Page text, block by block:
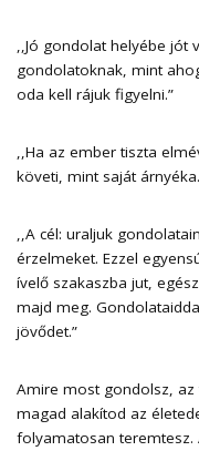
,,Jó gondolat helyébe jót
gondolatoknak, mint
oda kell rájuk figyelni.”
,,Ha az ember tiszta
követi, mint saját
,,A cél: uraljuk
érzelmeket. Ezzel
ívelő szakaszba jut,
majd meg.
jövődet.”
Amire most gondolsz, az
magad alakítod az
folyamatosan